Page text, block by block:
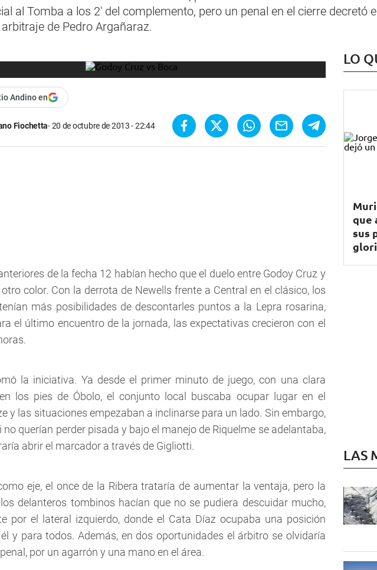
al Tomba a los 2' del complemento, pero un penal en el cierre decretó
de Pedro Argañaraz.
Andino en
Fiochetta 20 de octubre de 2013 - 22:44
de la fecha 12 habían hecho que el duelo entre Godoy Cruz y
color. Con la derrota de Newells frente a Central en el clásico, los
más posibilidades de descontarles puntos a la Lepra rosarina,
el último encuentro de la jornada, las expectativas crecieron con el
la iniciativa. Ya desde el primer minuto de juego, con una clara
los pies de Óbolo, el conjunto local buscaba ocupar lugar en el
y las situaciones empezaban a inclinarse para un lado. Sin embargo,
no querían perder pisada y bajo el manejo de Riquelme se adelantaba,
abrir el marcador a través de Gigliotti.
eje, el once de la Ribera trataría de aumentar la ventaja, pero la
delanteros tombinos hacían que no se pudiera descuidar mucho,
por el lateral izquierdo, donde el Cata Díaz ocupaba una posición
y para todos. Además, en dos oportunidades el árbitro se olvidaría
por un agarrón y una mano en el área.
LO
que
sus
LAS